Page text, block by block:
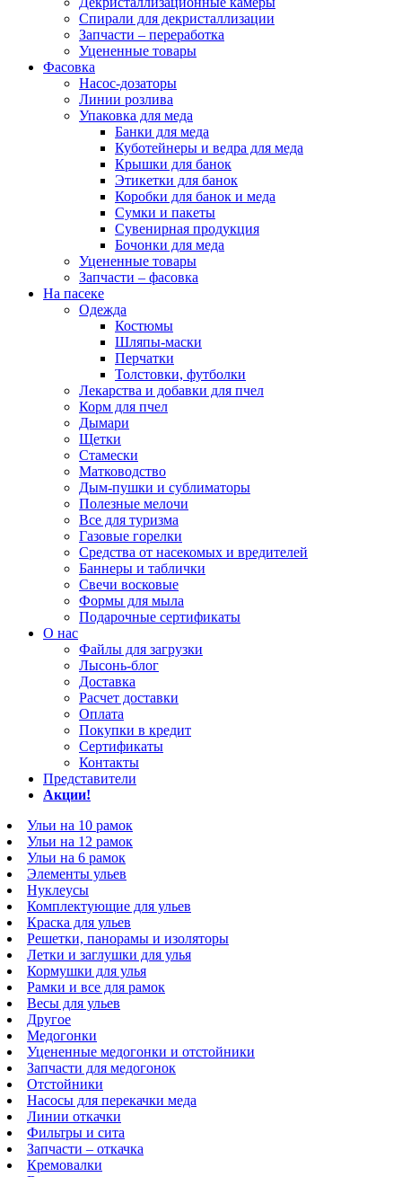
Спирали для декристаллизации
Запчасти – переработка
Уцененные товары
Фасовка
Насос-дозаторы
Линии розлива
Упаковка для меда
Банки для меда
Куботейнеры и ведра для меда
Крышки для банок
Этикетки для банок
Коробки для банок и меда
Сумки и пакеты
Сувенирная продукция
Бочонки для меда
Уцененные товары
Запчасти – фасовка
На пасеке
Одежда
Костюмы
Шляпы-маски
Перчатки
Толстовки, футболки
Лекарства и добавки для пчел
Корм для пчел
Дымари
Щетки
Стамески
Матководство
Дым-пушки и сублиматоры
Полезные мелочи
Все для туризма
Газовые горелки
Средства от насекомых и вредителей
Баннеры и таблички
Свечи восковые
Формы для мыла
Подарочные сертификаты
О нас
Файлы для загрузки
Лысонь-блог
Доставка
Расчет доставки
Оплата
Покупки в кредит
Сертификаты
Контакты
Представители
Акции!
Ульи на 10 рамок
Ульи на 12 рамок
Ульи на 6 рамок
Элементы ульев
Нуклеусы
Комплектующие для ульев
Краска для ульев
Решетки, панорамы и изоляторы
Летки и заглушки для улья
Кормушки для улья
Рамки и все для рамок
Весы для ульев
Другое
Медогонки
Уцененные медогонки и отстойники
Запчасти для медогонок
Отстойники
Насосы для перекачки меда
Линии откачки
Фильтры и сита
Запчасти – откачка
Кремовалки